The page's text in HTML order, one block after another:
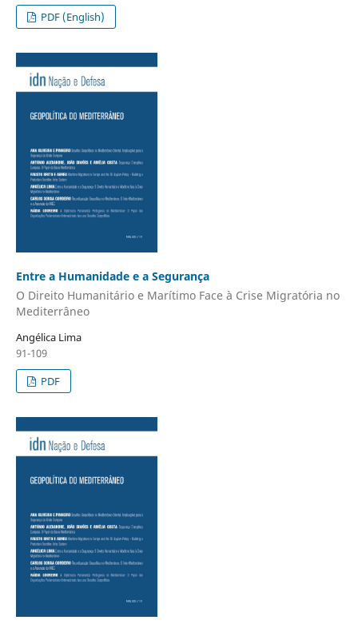
PDF (English)
Entre a Humanidade e a Segurança
O Direito Humanitário e Marítimo Face à Crise Migratória no
Mediterrâneo ​
Angélica Lima
91-109
PDF